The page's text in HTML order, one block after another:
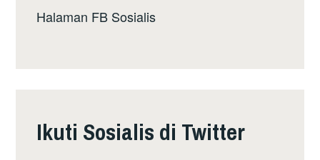
Halaman FB Sosialis
Ikuti Sosialis di Twitter